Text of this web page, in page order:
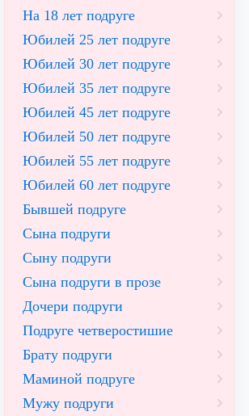
На 18 лет подруге
Юбилей 25 лет подруге
Юбилей 30 лет подруге
Юбилей 35 лет подруге
Юбилей 45 лет подруге
Юбилей 50 лет подруге
Юбилей 55 лет подруге
Юбилей 60 лет подруге
Бывшей подруге
Сына подруги
Сыну подруги
Сына подруги в прозе
Дочери подруги
Подруге четверостишие
Брату подруги
Маминой подруге
Мужу подруги